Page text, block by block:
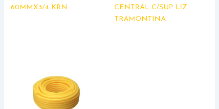
60MMX3/4 KRN
CENTRAL C/SUP LIZ
TRAMONTINA